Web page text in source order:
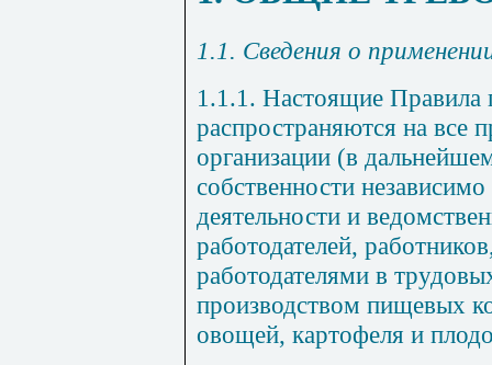
1.1. Сведения о
1.1.1. Настоящие Правила
распространяются на все
организации (в
собственности
деятельности и
работодателей,
работодателями в
производством пищевых
овощей, картофеля и